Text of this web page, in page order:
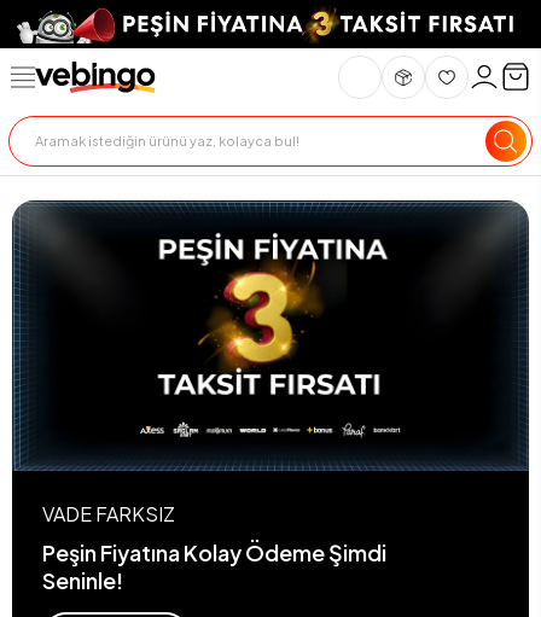
VADE FARKSIZ
Peşin Fiyatına Kolay Ödeme Şimdi
Seninle!